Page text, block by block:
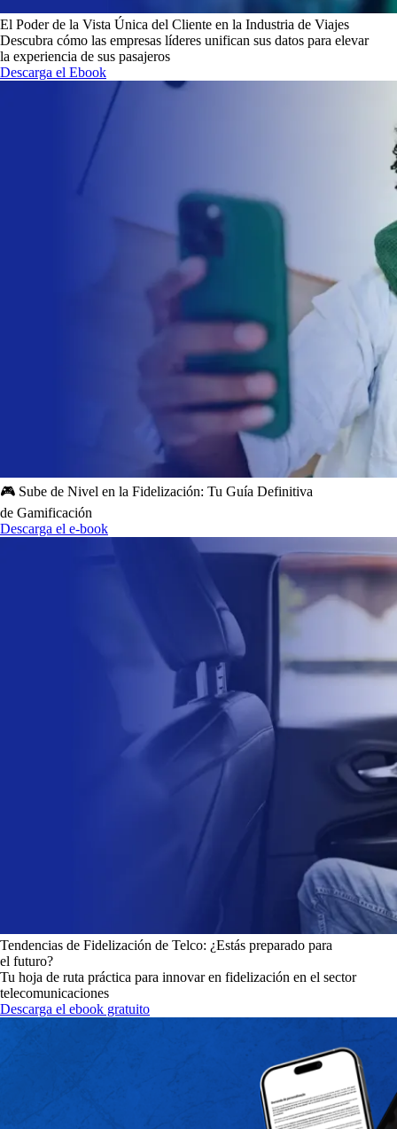
El Poder de la Vista Única del Cliente en la Industria de Viajes
Descubra cómo las empresas líderes unifican sus datos para elevar
la experiencia de sus pasajeros
Descarga el Ebook
🎮 Sube de Nivel en la Fidelización: Tu Guía Definitiva
de Gamificación
Descarga el e-book
Tendencias de Fidelización de Telco: ¿Estás preparado para
el futuro?
Tu hoja de ruta práctica para innovar en fidelización en el sector
telecomunicaciones
Descarga el ebook gratuito